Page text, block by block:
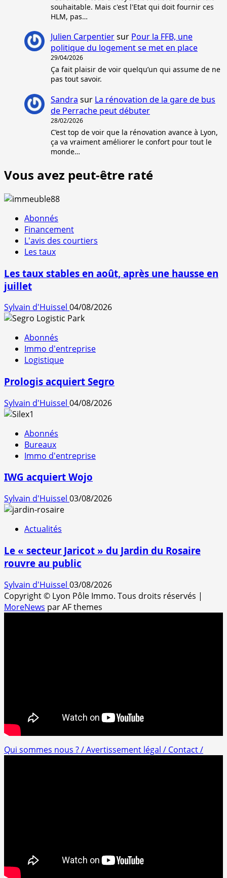
souhaitable. Mais c'est l'Etat qui doit fournir ces
HLM, pas…
Julien Carpentiersur Pour la FFB, une
politique du logement se met en place
29/04/2026
Ça fait plaisir de voir quelqu’un qui assume de ne
pas tout savoir.
Sandra sur La rénovation de la gare de bus
de Perrache peut débuter
28/02/2026
C’est top de voir que la rénovation avance à Lyon,
ça va vraiment améliorer le confort pour tout le
monde…
Vous avez peut-être raté
Abonnés
Financement
L'avis des courtiers
Les taux
Les taux stables en août, après une hausse en
juillet
Sylvain d'Huissel 04/08/2026
Abonnés
Immo d'entreprise
Logistique
Prologis acquiert Segro
Sylvain d'Huissel 04/08/2026
Abonnés
Bureaux
Immo d'entreprise
IWG acquiert Wojo
Sylvain d'Huissel 03/08/2026
Actualités
Le « secteur Jaricot » du Jardin du Rosaire
rouvre au public
Sylvain d'Huissel 03/08/2026
Copyright © Lyon Pôle Immo. Tous droits réservés |
MoreNews par AF themes
Qui sommes nous ? /Avertissement légal / Contact /